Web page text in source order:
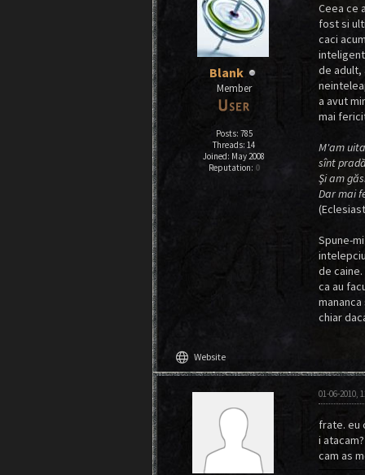
Blank
Member
Posts: 785
Threads: 14
Joined: May 2008
Reputation: 0
Ceea ce
fost si
caci
de adult,
a avut
mai
M'am
sînt
Şi am
Dar mai
Spune-
de
ca au
chiar
language Website
01-06-2010,
frate. eu
i atacam?
cam as